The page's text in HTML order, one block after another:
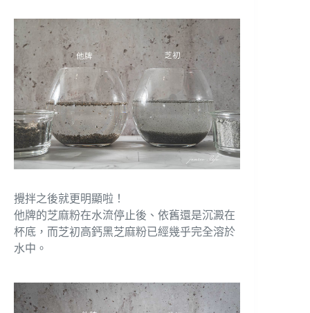
攪拌之後就更明顯啦！
他牌的芝麻粉在水流停止後、依舊還是沉澱在
杯底，而芝初高鈣黑芝麻粉已經幾乎完全溶於
水中。